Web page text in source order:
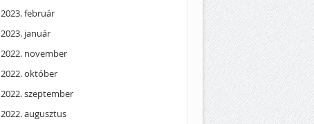
2023. február
2023. január
2022. november
2022. október
2022. szeptember
2022. augusztus